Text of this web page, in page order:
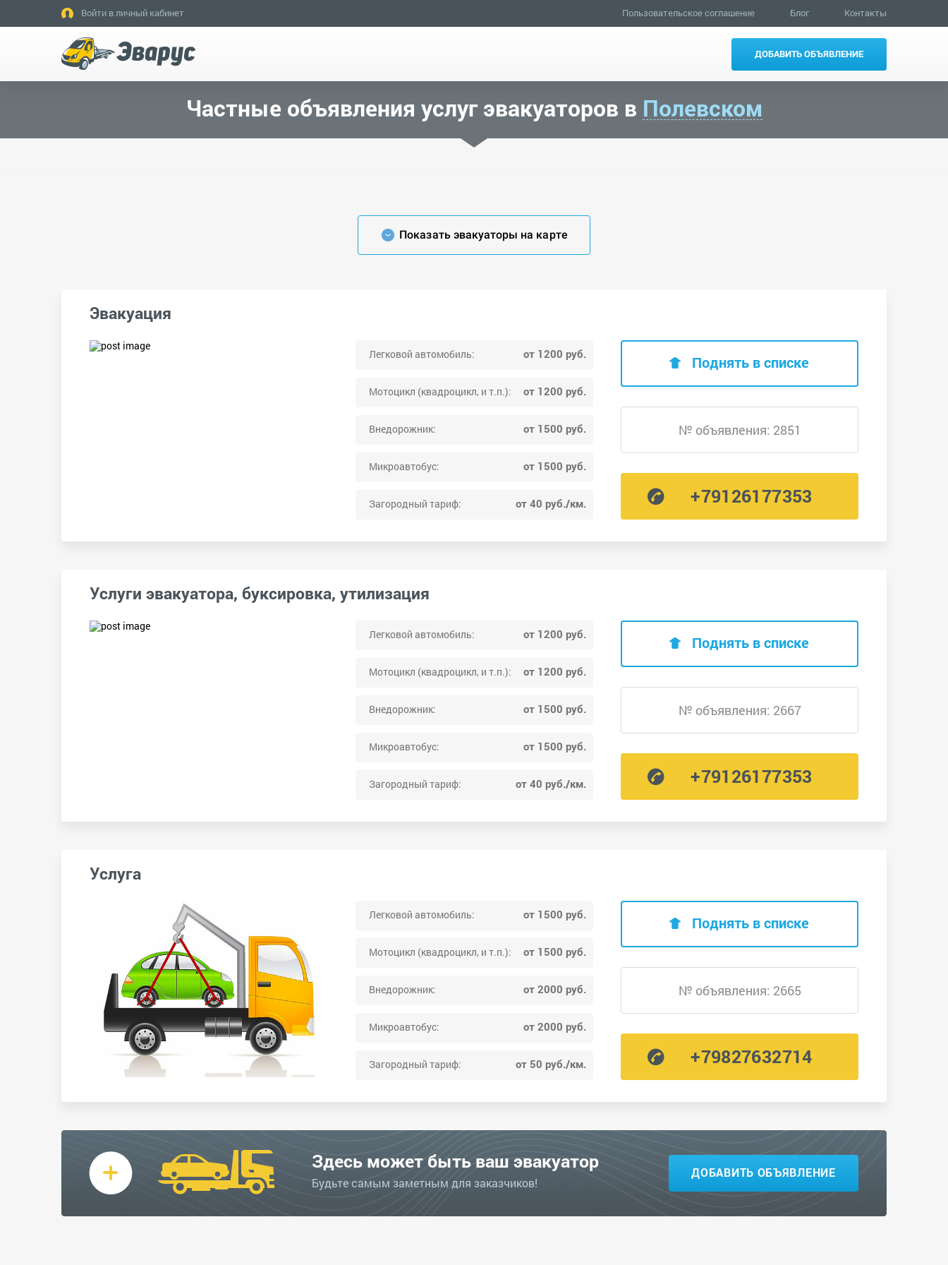
Войти в личный кабинет Пользовательское соглашение Блог Контакты
ДОБАВИТЬ ОБЪЯВЛЕНИЕ
Частные объявления услуг эвакуаторов в Полевском
Показать эвакуаторы на карте
Эвакуация
Легковой автомобиль: от 1200 руб.
Мотоцикл (квадроцикл, и т.п.): от 1200 руб.
Внедорожник: от 1500 руб.
Микроавтобус: от 1500 руб.
Загородный тариф: от 40 руб./км.
Поднять в списке
№ объявления: 2851
+79126177353
Услуги эвакуатора, буксировка, утилизация
Легковой автомобиль: от 1200 руб.
Мотоцикл (квадроцикл, и т.п.): от 1200 руб.
Внедорожник: от 1500 руб.
Микроавтобус: от 1500 руб.
Загородный тариф: от 40 руб./км.
Поднять в списке
№ объявления: 2667
+79126177353
Услуга
Легковой автомобиль: от 1500 руб.
Мотоцикл (квадроцикл, и т.п.): от 1500 руб.
Внедорожник: от 2000 руб.
Микроавтобус: от 2000 руб.
Загородный тариф: от 50 руб./км.
Поднять в списке
№ объявления: 2665
+79827632714
Здесь может быть ваш эвакуатор
Будьте самым заметным для заказчиков!
ДОБАВИТЬ ОБЪЯВЛЕНИЕ